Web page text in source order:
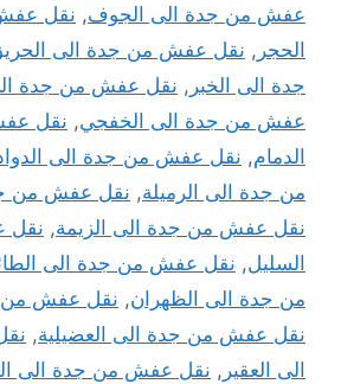
عفش من جدة الى الجوف, نقل
الحجر , نقل عفش من جدة الى
جدة الى الخبر , نقل عفش من جدة
عفش من جدة الى الخفجي, نقل
الدمام, نقل عفش من جدة الى
من جدة الى الرميلة, نقل عفش من
نقل عفش من جدة الى الزيمة, نقل
السليل, نقل عفش من جدة الى
من جدة الى الظهران, نقل عفش من
نقل عفش من جدة الى العضيلية,
الى العقير , نقل عفش من جدة الى